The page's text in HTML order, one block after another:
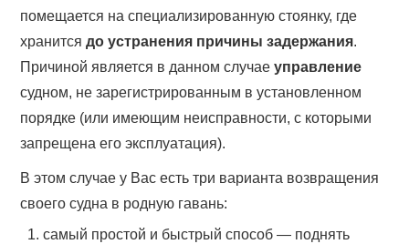
помещается на специализированную стоянку, где
хранитсядо устранения причины задержания.
Причиной является в данном случаеуправление
судном, не зарегистрированным в установленном
порядке (или имеющим неисправности, с которыми
запрещена его эксплуатация).
В этом случае у Вас есть три варианта возвращения
своего судна в родную гавань:
самый простой и быстрый способ — поднять